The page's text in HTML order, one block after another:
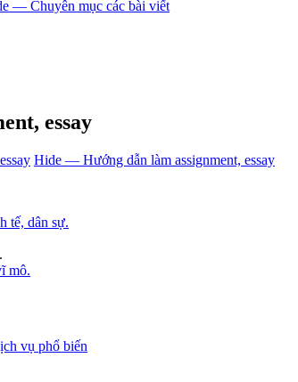
— Chuyên mục các bài viết
essay
Hide — Hướng dẫn làm assignment, essay
tế, dân sự.
mô.
vụ phổ biến